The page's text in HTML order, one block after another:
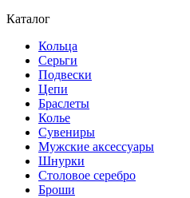
Каталог
Кольца
Серьги
Подвески
Цепи
Браслеты
Колье
Сувениры
Мужские аксессуары
Шнурки
Столовое серебро
Броши